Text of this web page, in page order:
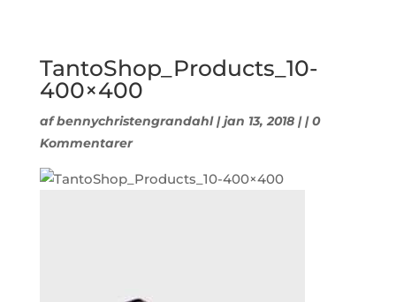
TantoShop_Products_10-
400×400
afbennychristengrandahl| jan 13, 2018 | |0
Kommentarer